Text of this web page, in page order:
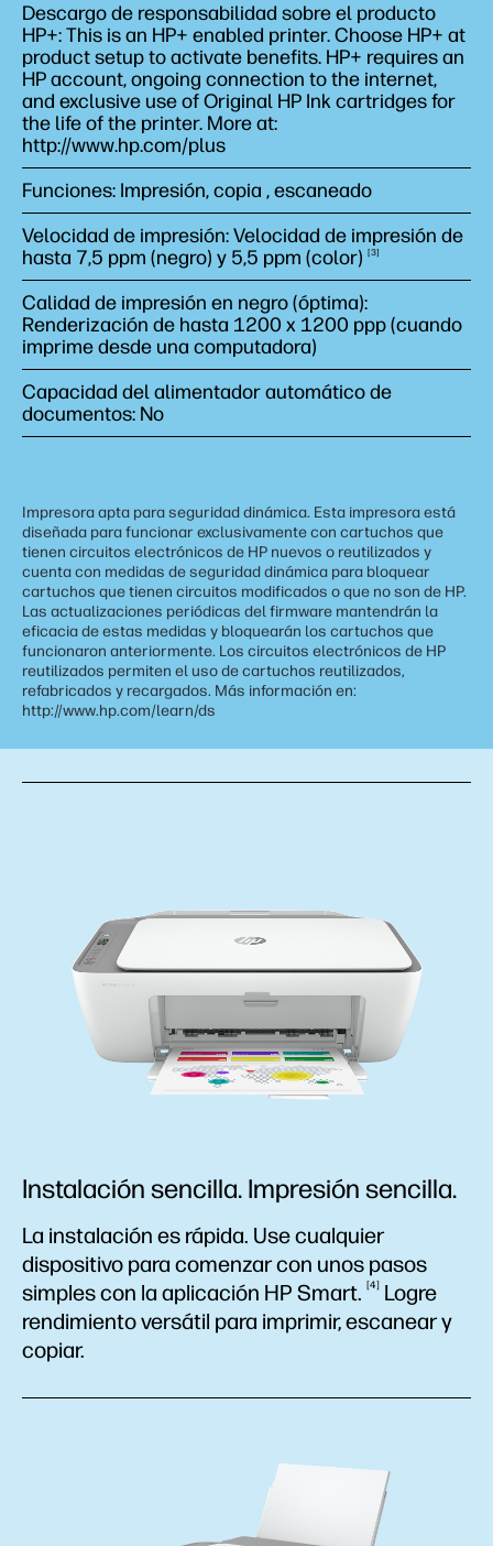
Descargo de responsabilidad sobre el producto
HP+: This is an HP+ enabled printer. Choose HP+ at
product setup to activate benefits. HP+ requires an
HP account, ongoing connection to the internet,
and exclusive use of Original HP Ink cartridges for
the life of the printer. More at:
http://www.hp.com/plus
Funciones: Impresión, copia , escaneado
Velocidad de impresión: Velocidad de impresión de
hasta 7,5 ppm (negro) y 5,5 ppm (color) 3
Calidad de impresión en negro (óptima):
Renderización de hasta 1200 x 1200 ppp (cuando
imprime desde una computadora)
Capacidad del alimentador automático de
documentos: No
Impresora apta para seguridad dinámica. Esta impresora está
diseñada para funcionar exclusivamente con cartuchos que
tienen circuitos electrónicos de HP nuevos o reutilizados y
cuenta con medidas de seguridad dinámica para bloquear
cartuchos que tienen circuitos modificados o que no son de HP.
Las actualizaciones periódicas del firmware mantendrán la
eficacia de estas medidas y bloquearán los cartuchos que
funcionaron anteriormente. Los circuitos electrónicos de HP
reutilizados permiten el uso de cartuchos reutilizados,
refabricados y recargados. Más información en:
http://www.hp.com/learn/ds
Instalación sencilla. Impresión sencilla.
La instalación es rápida. Use cualquier
dispositivo para comenzar con unos pasos
simples con la aplicación HP Smart. 4
Logre
rendimiento versátil para imprimir, escanear y
copiar.